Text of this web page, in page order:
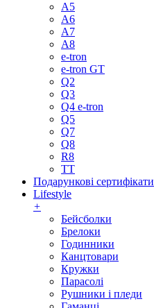
A5
A6
A7
A8
e-tron
e-tron GT
Q2
Q3
Q4 e-tron
Q5
Q7
Q8
R8
TT
Подарункові сертифікати
Lifestyle
+
Бейсболки
Брелоки
Годинники
Канцтовари
Кружки
Парасолі
Рушники і пледи